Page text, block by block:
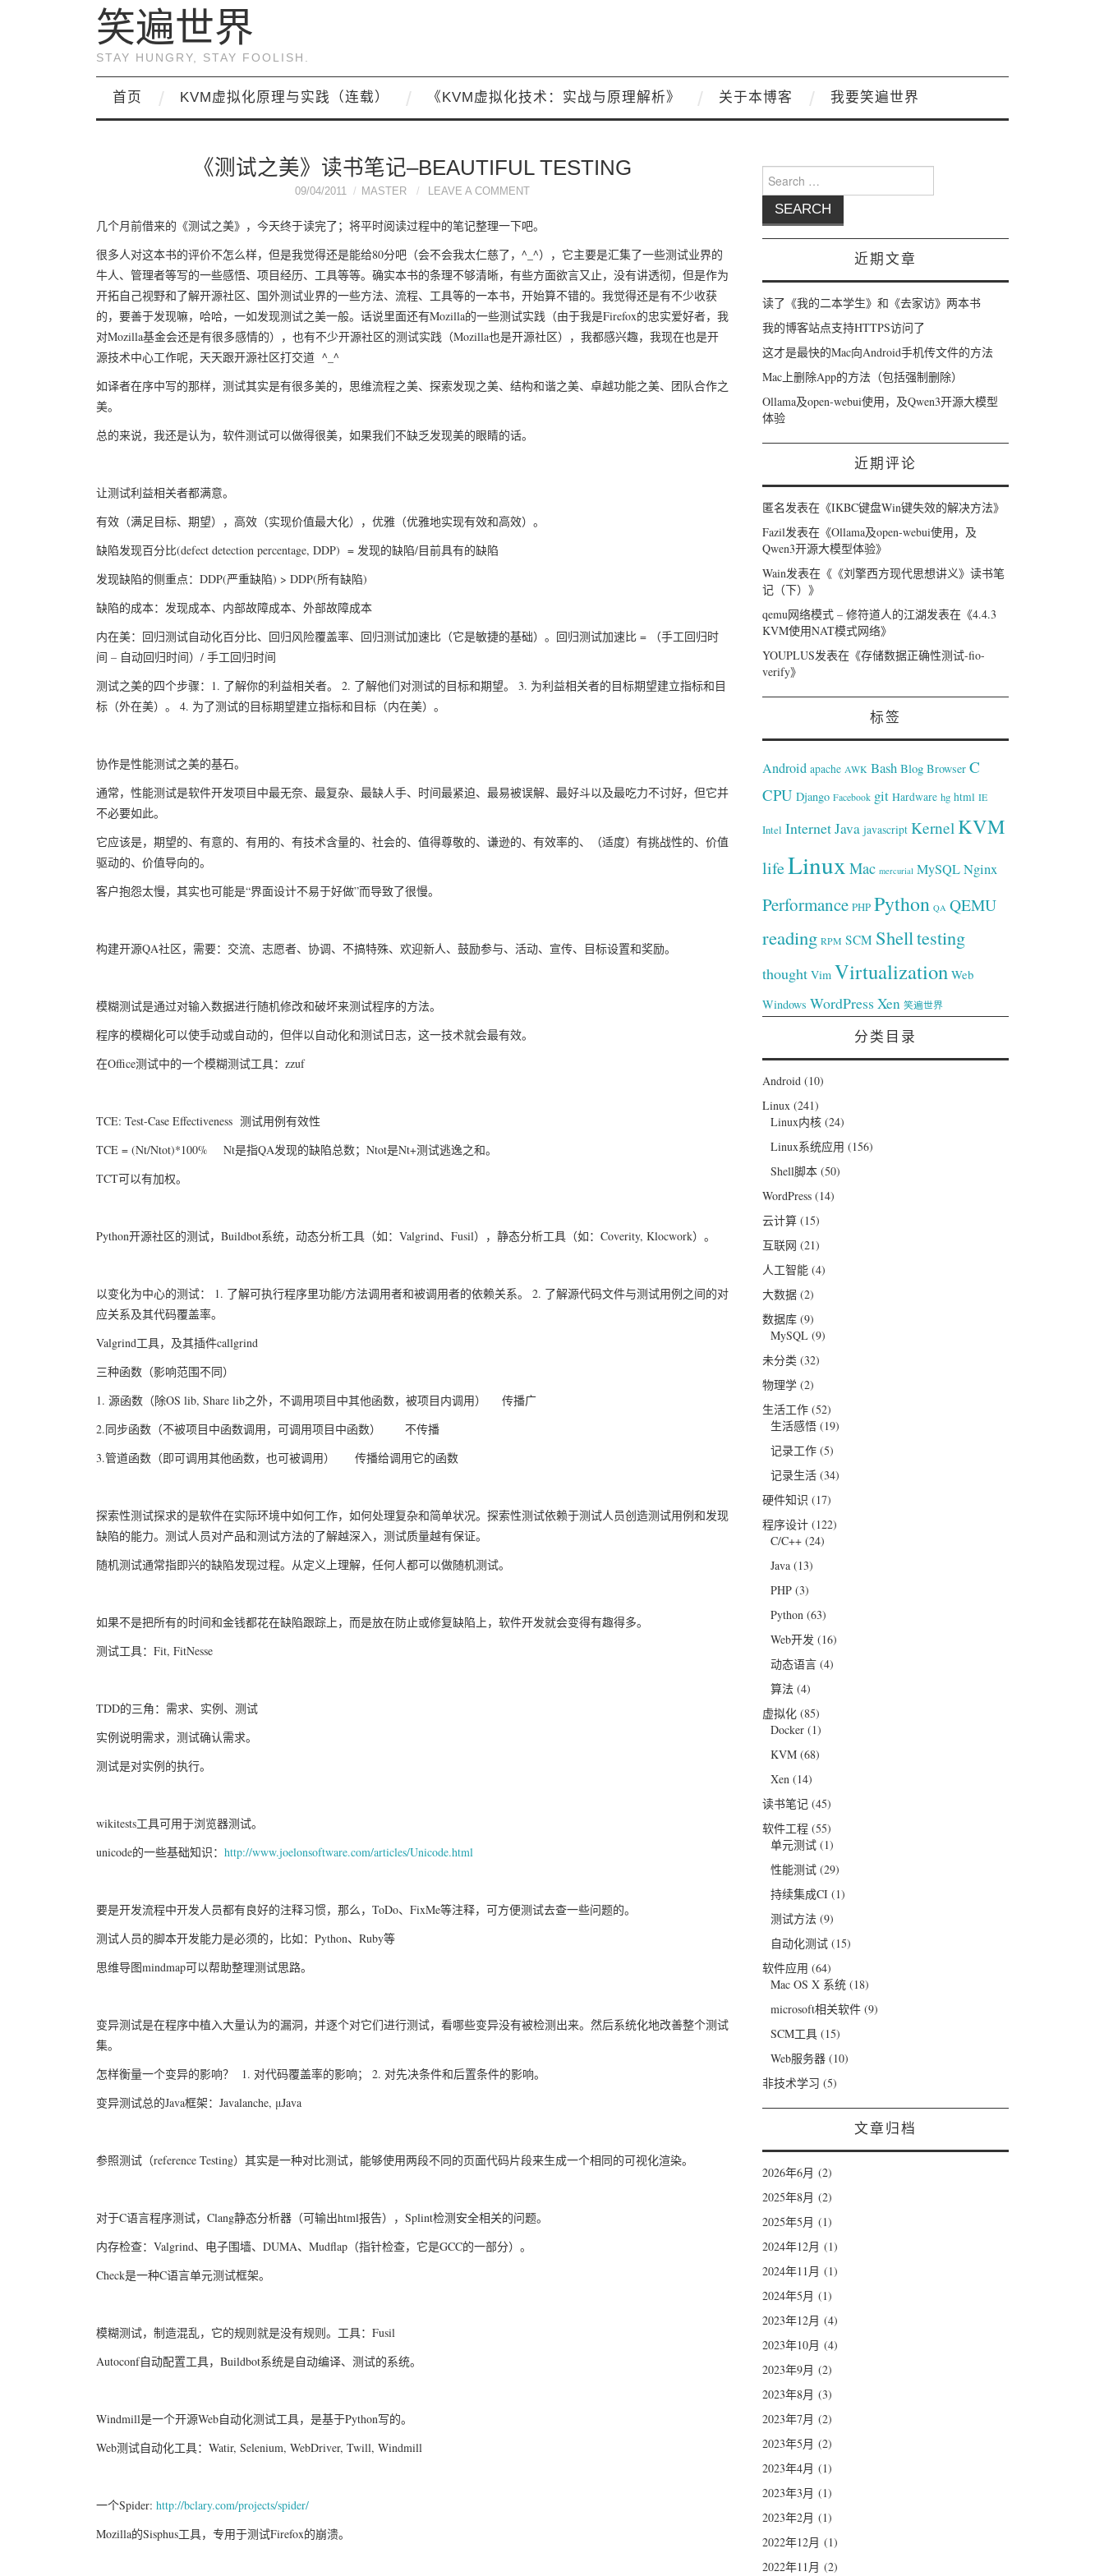
笑遍世界
STAY HUNGRY, STAY FOOLISH.
首页 KVM虚拟化原理与实践（连载） 《KVM虚拟化技术：实战与原理解析》 关于本博客 我要笑遍世界
《测试之美》读书笔记–BEAUTIFUL TESTING
09/04/2011 MASTER LEAVE A COMMENT
几个月前借来的《测试之美》，今天终于读完了；将平时阅读过程中的笔记整理一下吧。
很多人对这本书的评价不怎么样，但是我觉得还是能给80分吧（会不会我太仁慈了，^_^），它主要是汇集了一些测试业界的
牛人、管理者等写的一些感悟、项目经历、工具等等。确实本书的条理不够清晰，有些方面欲言又止，没有讲透彻，但是作为
开拓自己视野和了解开源社区、国外测试业界的一些方法、流程、工具等的一本书，开始算不错的。我觉得还是有不少收获
的，要善于发现嘛，哈哈，一如发现测试之美一般。话说里面还有Mozilla的一些测试实践（由于我是Firefox的忠实爱好者，我
对Mozilla基金会还是有很多感情的），也有不少开源社区的测试实践（Mozilla也是开源社区），我都感兴趣，我现在也是开
源技术中心工作呢，天天跟开源社区打交道 ^_^
如译者在序中写的那样，测试其实是有很多美的，思维流程之美、探索发现之美、结构和谐之美、卓越功能之美、团队合作之
美。
总的来说，我还是认为，软件测试可以做得很美，如果我们不缺乏发现美的眼睛的话。
让测试利益相关者都满意。
有效（满足目标、期望），高效（实现价值最大化），优雅（优雅地实现有效和高效）。
缺陷发现百分比(defect detection percentage, DDP) = 发现的缺陷/目前具有的缺陷
发现缺陷的侧重点：DDP(严重缺陷) > DDP(所有缺陷)
缺陷的成本：发现成本、内部故障成本、外部故障成本
内在美：回归测试自动化百分比、回归风险覆盖率、回归测试加速比（它是敏捷的基础）。回归测试加速比 = （手工回归时
间 – 自动回归时间）/ 手工回归时间
测试之美的四个步骤：1. 了解你的利益相关者。 2. 了解他们对测试的目标和期望。 3. 为利益相关者的目标期望建立指标和目
标（外在美）。 4. 为了测试的目标期望建立指标和目标（内在美）。
协作是性能测试之美的基石。
通常，性能测试是软件开发项目中最无奈、最复杂、最缺人手、时间最紧迫、最易被误解、最好斗以及最吃力不讨好，但它并
不必要如此。
它应该是，期望的、有意的、有用的、有技术含量的、社会的、值得尊敬的、谦逊的、有效率的、（适度）有挑战性的、价值
驱动的、价值导向的。
客户抱怨太慢，其实也可能是“界面设计不易于好做”而导致了很慢。
构建开源QA社区，需要：交流、志愿者、协调、不搞特殊、欢迎新人、鼓励参与、活动、宣传、目标设置和奖励。
模糊测试是通过对输入数据进行随机修改和破坏来测试程序的方法。
程序的模糊化可以使手动或自动的，但伴以自动化和测试日志，这一技术就会最有效。
在Office测试中的一个模糊测试工具：zzuf
TCE: Test-Case Effectiveness 测试用例有效性
TCE = (Nt/Ntot)*100% Nt是指QA发现的缺陷总数；Ntot是Nt+测试逃逸之和。
TCT可以有加权。
Python开源社区的测试，Buildbot系统，动态分析工具（如：Valgrind、Fusil），静态分析工具（如：Coverity, Klocwork）。
以变化为中心的测试： 1. 了解可执行程序里功能/方法调用者和被调用者的依赖关系。 2. 了解源代码文件与测试用例之间的对
应关系及其代码覆盖率。
Valgrind工具，及其插件callgrind
三种函数（影响范围不同）
1. 源函数（除OS lib, Share lib之外，不调用项目中其他函数，被项目内调用） 传播广
2.同步函数（不被项目中函数调用，可调用项目中函数） 不传播
3.管道函数（即可调用其他函数，也可被调用） 传播给调用它的函数
探索性测试探求的是软件在实际环境中如何工作，如何处理复杂和简单状况。探索性测试依赖于测试人员创造测试用例和发现
缺陷的能力。测试人员对产品和测试方法的了解越深入，测试质量越有保证。
随机测试通常指即兴的缺陷发现过程。从定义上理解，任何人都可以做随机测试。
如果不是把所有的时间和金钱都花在缺陷跟踪上，而是放在防止或修复缺陷上，软件开发就会变得有趣得多。
测试工具：Fit, FitNesse
TDD的三角：需求、实例、测试
实例说明需求，测试确认需求。
测试是对实例的执行。
wikitests工具可用于浏览器测试。
unicode的一些基础知识： http://www.joelonsoftware.com/articles/Unicode.html
要是开发流程中开发人员都有良好的注释习惯，那么，ToDo、FixMe等注释，可方便测试去查一些问题的。
测试人员的脚本开发能力是必须的，比如：Python、Ruby等
思维导图mindmap可以帮助整理测试思路。
变异测试是在程序中植入大量认为的漏洞，并逐个对它们进行测试，看哪些变异没有被检测出来。然后系统化地改善整个测试
集。
怎样衡量一个变异的影响？ 1. 对代码覆盖率的影响； 2. 对先决条件和后置条件的影响。
变异测试总的Java框架：Javalanche, μJava
参照测试（reference Testing）其实是一种对比测试，能够使用两段不同的页面代码片段来生成一个相同的可视化渲染。
对于C语言程序测试，Clang静态分析器（可输出html报告），Splint检测安全相关的问题。
内存检查：Valgrind、电子围墙、DUMA、Mudflap（指针检查，它是GCC的一部分）。
Check是一种C语言单元测试框架。
模糊测试，制造混乱，它的规则就是没有规则。工具：Fusil
Autoconf自动配置工具，Buildbot系统是自动编译、测试的系统。
Windmill是一个开源Web自动化测试工具，是基于Python写的。
Web测试自动化工具：Watir, Selenium, WebDriver, Twill, Windmill
一个Spider: http://bclary.com/projects/spider/
Mozilla的Sisphus工具，专用于测试Firefox的崩溃。
Search for:
近期文章
读了《我的二本学生》和《去家访》两本书
我的博客站点支持HTTPS访问了
这才是最快的Mac向Android手机传文件的方法
Mac上删除App的方法（包括强制删除）
Ollama及open-webui使用，及Qwen3开源大模型
体验
近期评论
匿名发表在《IKBC键盘Win键失效的解决方法》
Fazil发表在《Ollama及open-webui使用，及
Qwen3开源大模型体验》
Wain发表在《《刘擎西方现代思想讲义》读书笔
记（下） 》
qemu网络模式 – 修符道人的江湖发表在《4.4.3
KVM使用NAT模式网络》
YOUPLUS发表在《存储数据正确性测试-fio-
verify》
标签
Android apache AWK Bash Blog Browser C
CPU Django Facebook git Hardware hg html IE
Intel InternetJava javascript Kernel KVM
lifeLinux Mac mercurial MySQL Nginx
Performance PHP Python QA QEMU
reading RPM SCM Shelltesting
thought Vim Virtualization Web
Windows WordPress Xen 笑遍世界
分类目录
Android(10)
Linux(241)
Linux内核(24)
Linux系统应用 (156)
Shell脚本(50)
WordPress(14)
云计算(15)
互联网 (21)
人工智能(4)
大数据(2)
数据库(9)
MySQL(9)
未分类 (32)
物理学(2)
生活工作(52)
生活感悟(19)
记录工作(5)
记录生活(34)
硬件知识 (17)
程序设计(122)
C/C++(24)
Java(13)
PHP(3)
Python(63)
Web开发 (16)
动态语言(4)
算法(4)
虚拟化(85)
Docker(1)
KVM(68)
Xen(14)
读书笔记(45)
软件工程(55)
单元测试(1)
性能测试(29)
持续集成CI(1)
测试方法(9)
自动化测试(15)
软件应用 (64)
Mac OS X 系统(18)
microsoft相关软件(9)
SCM工具(15)
Web服务器(10)
非技术学习 (5)
文章归档
2026年6月 (2)
2025年8月 (2)
2025年5月 (1)
2024年12月 (1)
2024年11月 (1)
2024年5月 (1)
2023年12月 (4)
2023年10月 (4)
2023年9月 (2)
2023年8月 (3)
2023年7月 (2)
2023年5月 (2)
2023年4月 (1)
2023年3月 (1)
2023年2月 (1)
2022年12月 (1)
2022年11月 (2)